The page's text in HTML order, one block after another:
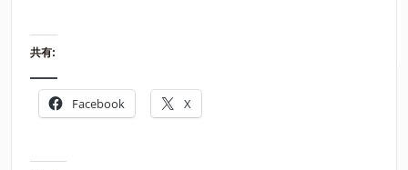
共有:
Facebook X